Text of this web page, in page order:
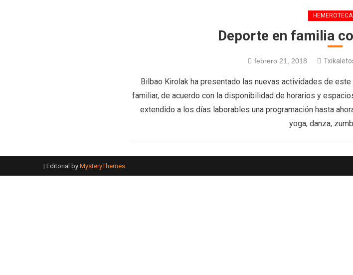
HEMEROTECA
Deporte en familia
febrero 21, 2018
Bilbao Kirolak ha presentado las nuevas actividades de
familiar, de acuerdo con la disponibilidad de horarios y
extendido a los días laborables una programación hasta
yoga, danza,
| Editorial by MysteryThemes.